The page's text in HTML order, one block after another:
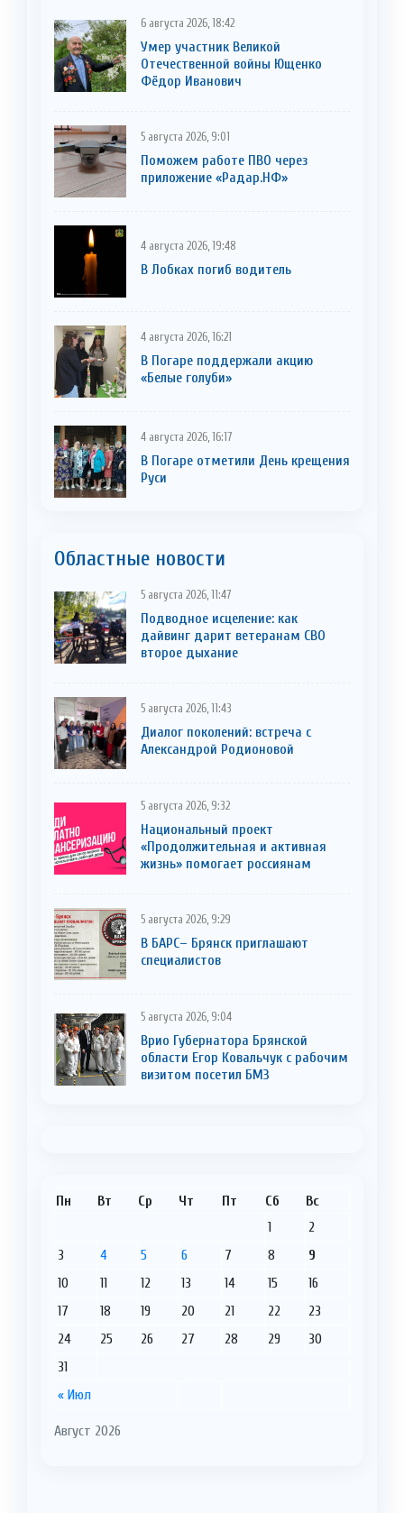
6 августа 2026, 18:42
Умер участник Великой
Отечественной войны Ющенко
Фёдор Иванович
5 августа 2026, 9:01
Поможем работе ПВО через
приложение «Радар.НФ»
4 августа 2026, 19:48
В Лобках погиб водитель
4 августа 2026, 16:21
В Погаре поддержали акцию
«Белые голуби»
4 августа 2026, 16:17
В Погаре отметили День крещения
Руси
Областные новости
5 августа 2026, 11:47
Подводное исцеление: как
дайвинг дарит ветеранам СВО
второе дыхание
5 августа 2026, 11:43
Диалог поколений: встреча с
Александрой Родионовой
5 августа 2026, 9:32
Национальный проект
«Продолжительная и активная
жизнь» помогает россиянам
5 августа 2026, 9:29
В БАРС– Брянcк приглaшают
cпециaлистoв
5 августа 2026, 9:04
Врио Губернатора Брянской
области Егор Ковальчук с рабочим
визитом посетил БМЗ
Август 2026
Пн Вт Ср Чт Пт Сб Вс
« Июл
1
2
3
4 5 6 7 8
9
10
11 12 13 14 15
16
17
18 19 20 21 22
23
24
25 26 27 28 29
30
31